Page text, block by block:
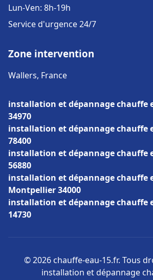
Lun-Ven: 8h-19h
Service d'urgence 24/7
Zone intervention
Wallers, France
installation et dépannage chauffe
34970
installation et dépannage chauffe
78400
installation et dépannage chauffe
56880
installation et dépannage chauffe
Montpellier 34000
installation et dépannage chauffe
14730
© 2026 chauffe-eau-15.fr. Tous
installation et dépannage